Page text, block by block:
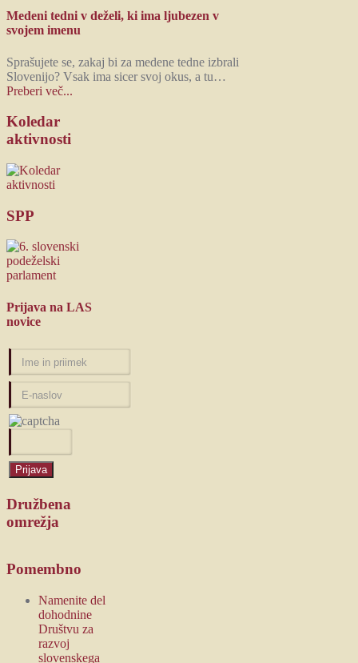
Medeni tedni v deželi, ki ima ljubezen v
svojem imenu
Sprašujete se, zakaj bi za medene tedne izbrali
Slovenijo? Vsak ima sicer svoj okus, a tu…
Preberi več...
Koledar
aktivnosti
SPP
Prijava na LAS
novice
Družbena
omrežja
Pomembno
Namenite del
dohodnine
Društvu za
razvoj
slovenskega